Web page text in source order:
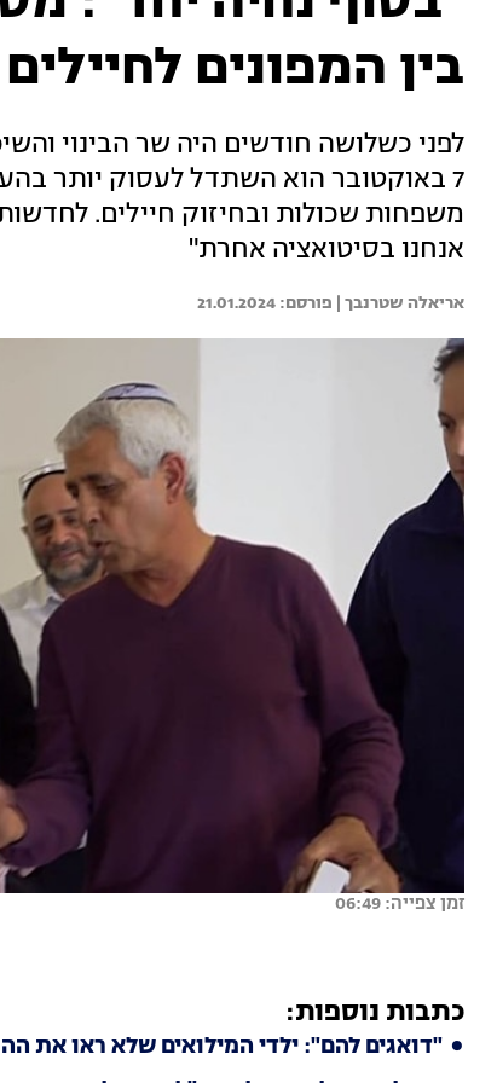
בין המפונים לחיילים
לפני כשלושה חודשים היה שר הבינוי
7 באוקטובר הוא השתדל לעסוק יותר
אנחנו בסיטואציה אחרת"
אריאלה שטרנבך | 21.01.2024
זמן צפייה: 06:49
כתבות נוספות:
"דואגים להם": ילדי המילואים שלא ראו את